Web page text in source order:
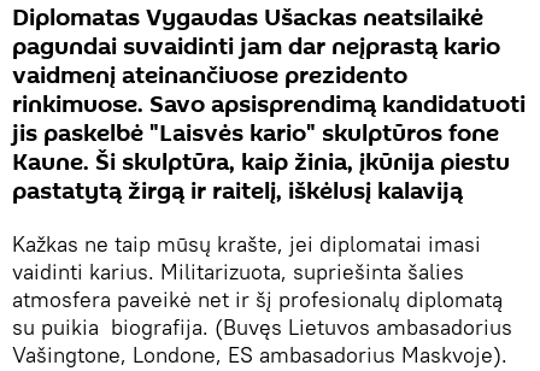
Diplomatas Vygaudas Ušackas neatsilaikė
pagundai suvaidinti jam dar neįprastą kario
vaidmenį ateinančiuose prezidento
rinkimuose. Savo apsisprendimą kandidatuoti
jis paskelbė "Laisvės kario" skulptūros fone
Kaune. Ši skulptūra, kaip žinia, įkūnija piestu
pastatytą žirgą ir raitelį, iškėlusį kalaviją
Kažkas ne taip mūsų krašte, jei diplomatai imasi
vaidinti karius. Militarizuota, supriešinta šalies
atmosfera paveikė net ir šį profesionalų diplomatą
su puikia biografija. (Buvęs Lietuvos ambasadorius
Vašingtone, Londone, ES ambasadorius Maskvoje).